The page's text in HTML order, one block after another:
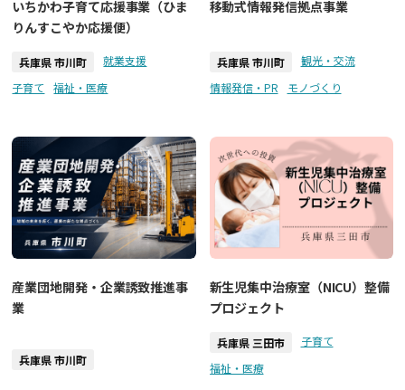
いちかわ子育て応援事業（ひま
りんすこやか応援便）
兵庫県 市川町
就業支援
子育て
福祉・医療
移動式情報発信拠点事業
兵庫県 市川町
観光・交流
情報発信・PR
モノづくり
産業団地開発・企業誘致推進事
業
兵庫県 市川町
新生児集中治療室（NICU）整備
プロジェクト
兵庫県 三田市
子育て
福祉・医療